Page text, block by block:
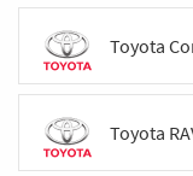
Toyota
Toyota